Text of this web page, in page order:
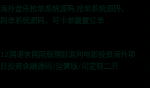
海外音乐抢单系统源码,抢单系统源码，
刷单系统源码，可卡单重置订单
12国语言国际版理财返利电影投资海外项
目投资金融源码/运营版/可定制二开